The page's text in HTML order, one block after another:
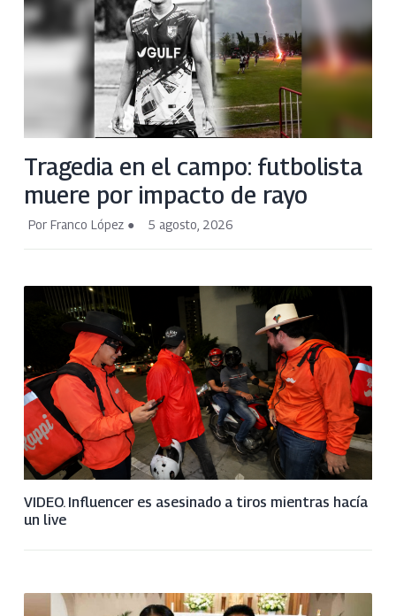
Tragedia en el campo: futbolista
muere por impacto de rayo
Por Franco López 5 agosto, 2026
VIDEO. Influencer es asesinado a tiros mientras hacía
un live